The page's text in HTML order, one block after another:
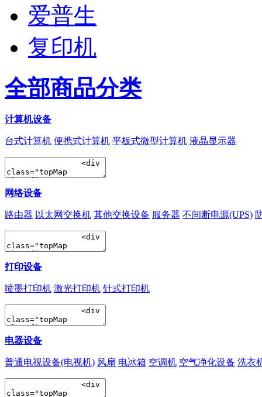
爱普生
复印机
全部商品分类
计算机设备
台式计算机 便携式计算机 平板式微型计算机 液晶显示器
网络设备
路由器 以太网交换机 其他交换设备 服务器 不间断电源(UPS)
打印设备
喷墨打印机 激光打印机 针式打印机
电器设备
普通电视设备(电视机) 风扇 电冰箱 空调机 空气净化设备 洗衣